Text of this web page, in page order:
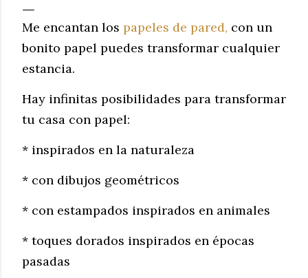
Me encantan los papeles de pared, con un
bonito papel puedes transformar cualquier
estancia.
Hay infinitas posibilidades para transformar
tu casa con papel:
* inspirados en la naturaleza
* con dibujos geométricos
* con estampados inspirados en animales
* toques dorados inspirados en épocas
pasadas